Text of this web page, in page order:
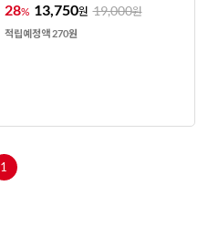
28% 13,750원 19,000원
적립예정액 270원
1